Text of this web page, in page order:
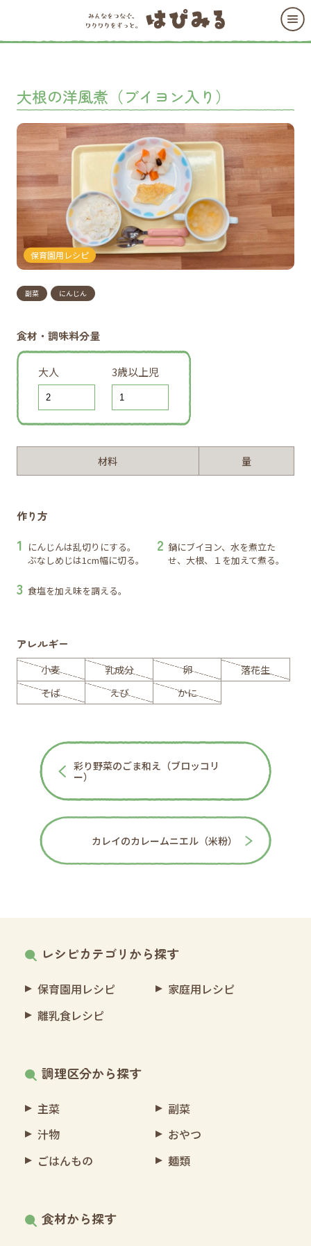
大根の洋風煮（ブイヨン入り）
保育園用レシピ
副菜 にんじん
食材・調味料分量
大人 3歳以上児
材料 量
作り方
にんじんは乱切りにする。
ぶなしめじは1cm幅に切る。
鍋にブイヨン、水を煮立た
せ、大根、１を加えて煮る。
食塩を加え味を調える。
アレルギー
小麦 乳成分 卵
落花生
そば
えび かに
彩り野菜のごま和え（ブロッコリ
ー）
カレイのカレームニエル（米粉）
レシピカテゴリから探す
保育園用レシピ
家庭用レシピ
離乳食レシピ
調理区分から探す
主菜
副菜
汁物
おやつ
ごはんもの
麺類
食材から探す